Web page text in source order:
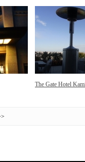
The Gate Hotel